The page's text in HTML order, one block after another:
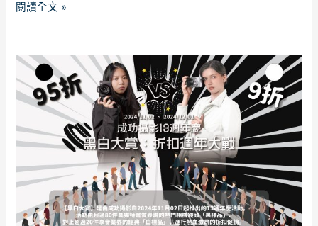
閱讀全文 »
成
功
攝
13
週
年
慶
白